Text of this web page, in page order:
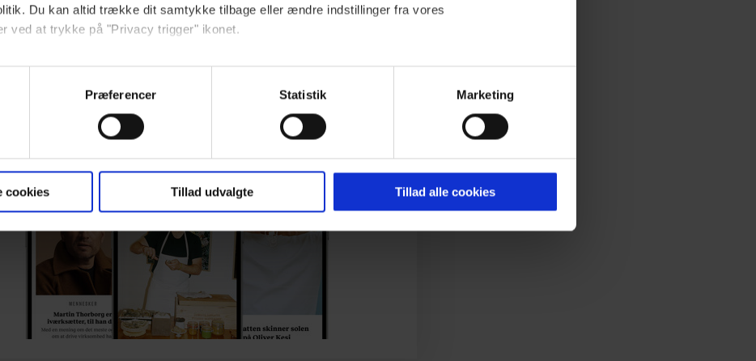
Du kan altid trække dit samtykke tilbage eller ændre indstillinger fra vores
ved at trykke på "Privacy trigger" ikonet.
websitet.
at indsamle og bruge data for at kunne levere og finansiere relevant journalistisk indhold til dig.
optimere vores reklametiltag på sociale medier og til at vise dig funktioner i forbindelse med
dit samtykke tilbage via linket, du finder i vores cookiepolitik. Du kan læse mere om vores
og behandling af dine personoplysninger i forbindelse hermed i både
cookiepolitik .
Præferencer Statistik Marketing
cookies Tillad udvalgte Tillad alle cookies
Fuld adgang til euroman.dk fra kun 29 kr./md.
Allerede abonnent? Opret Euroman-konto